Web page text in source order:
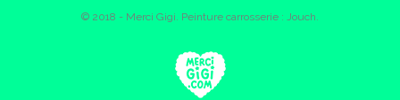
© 2018 - Merci Gigi. Peinture carrosserie : Jouch.